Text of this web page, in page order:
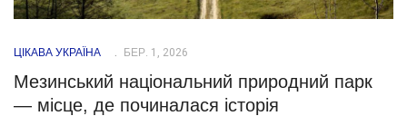
ЦІКАВА УКРАЇНА БЕР. 1, 2026
Мезинський національний природний парк
— місце, де починалася історія